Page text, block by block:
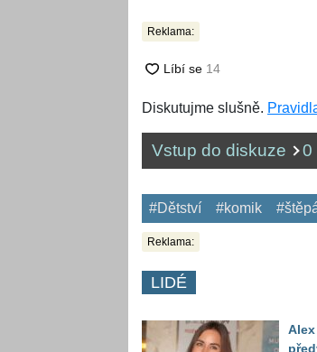
Reklama:
Diskutujme slušně.
Vstup do diskuze 0
#Dětství #komik
Reklama:
LIDÉ